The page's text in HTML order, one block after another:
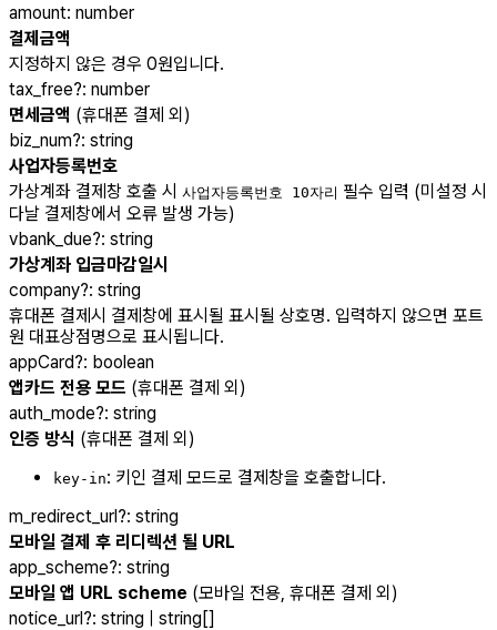
amount: number
결제금액
지정하지 않은 경우 0원입니다.
tax_free?: number
면세금액 (휴대폰 결제 외)
biz_num?: string
사업자등록번호
가상계좌 결제창 호출 시 사업자등록번호 10자리 필수 입력 (미설정 시
다날 결제창에서 오류 발생 가능)
vbank_due?: string
가상계좌 입금마감일시
company?: string
휴대폰 결제시 결제창에 표시될 표시될 상호명. 입력하지 않으면 포트
원 대표상점명으로 표시됩니다.
appCard?: boolean
앱카드 전용 모드 (휴대폰 결제 외)
auth_mode?: string
인증 방식 (휴대폰 결제 외)
key-in: 키인 결제 모드로 결제창을 호출합니다.
m_redirect_url?: string
모바일 결제 후 리디렉션 될 URL
app_scheme?: string
모바일 앱 URL scheme (모바일 전용, 휴대폰 결제 외)
notice_url?: string | string[]